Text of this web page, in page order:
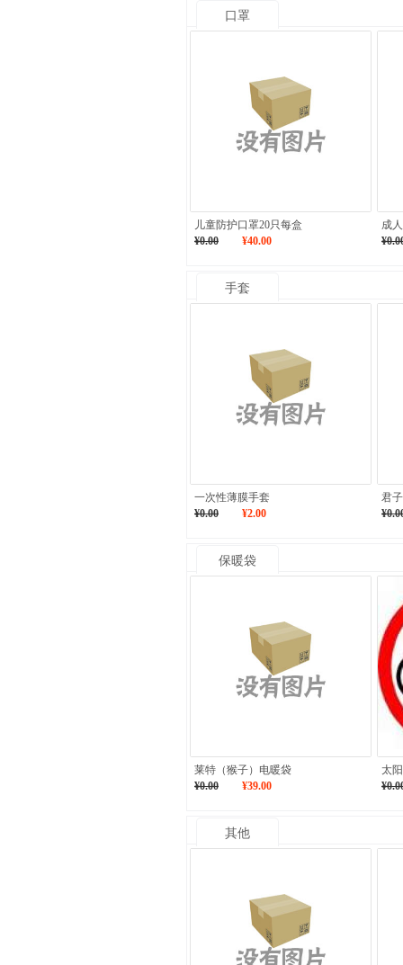
口罩
儿童防护口罩20只每盒
¥0.00
¥40.00
成
手套
一次性薄膜手套
¥0.00
¥2.00
君
保暖袋
莱特（猴子）电暖袋
¥0.00
¥39.00
太
其他